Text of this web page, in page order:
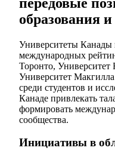
образования
Университеты Канады
международных
Торонто,
Университет
среди студентов и
Канаде привлекать
формировать
сообщества.
Инициативы в